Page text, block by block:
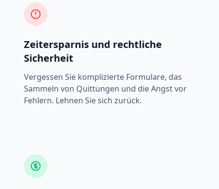
Zeitersparnis und rechtliche
Sicherheit
Vergessen Sie komplizierte Formulare, das
Sammeln von Quittungen und die Angst vor
Fehlern. Lehnen Sie sich zurück.